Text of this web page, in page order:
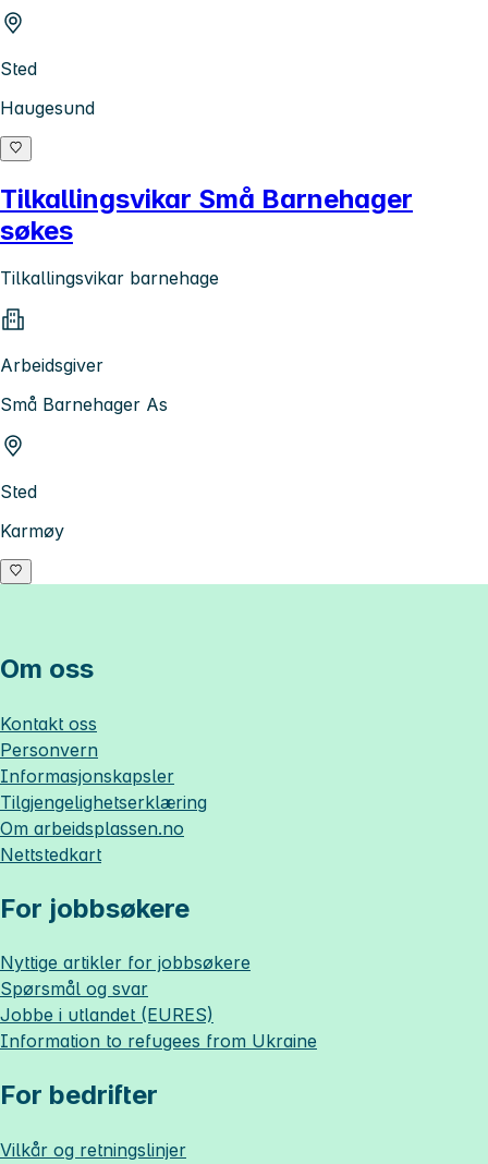
Sted
Haugesund
Tilkallingsvikar Små Barnehager
søkes
Tilkallingsvikar barnehage
Arbeidsgiver
Små Barnehager As
Sted
Karmøy
Om oss
Kontakt oss
Personvern
Informasjonskapsler
Tilgjengelighetserklæring
Om arbeidsplassen.no
Nettstedkart
For jobbsøkere
Nyttige artikler for jobbsøkere
Spørsmål og svar
Jobbe i utlandet (EURES)
Information to refugees from Ukraine
For bedrifter
Vilkår og retningslinjer